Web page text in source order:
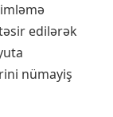
edilərək
nümayiş